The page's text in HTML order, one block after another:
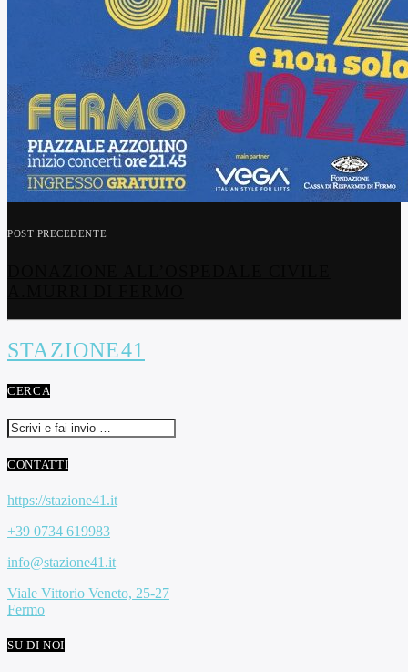
POST PRECEDENTE
STAZIONE41
CERCA
CONTATTI
https://stazione41.it
+39 0734 619983
info@stazione41.it
Viale Vittorio Veneto, 25-27
Fermo
SU DI NOI